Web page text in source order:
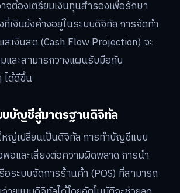
จต้องเตรียมเงินทุนสำรองเพื่อรักษา
เงินยังค้างอยู่ในระบบดิจิทัล การจัดทำ
เงินสด (Cash Flow Projection) จะ
และสามารถวางแผนรับมือกับ
ด้ดีขึ้น
บบัญชีสู่มาตรฐานดิจิทัล
ญ่เปลี่ยนเป็นดิจิทัล การทำบัญชีแบบ
พอและเสี่ยงต่อความผิดพลาด การนำ
ระบบจัดการร้านค้า (POS) ที่สามารถ